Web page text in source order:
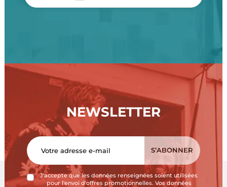
NEWSLETTER
J'accepte que les données renseignées soient utilisées
pour l'envoi d'offres promotionnelles. Vos données